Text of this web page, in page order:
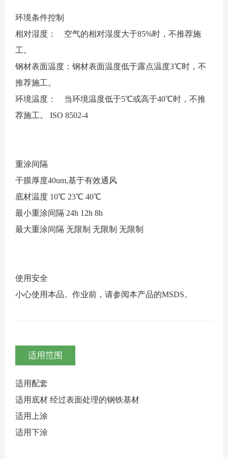
环境条件控制
相对湿度： 空气的相对湿度大于85%时，不推荐施
工。
钢材表面温度：钢材表面温度低于露点温度3℃时，不
推荐施工。
环境温度： 当环境温度低于5℃或高于40℃时，不推
荐施工。
ISO 8502-4
重涂间隔
干膜厚度40um,基于有效通风
底材温度 10℃ 23℃ 40℃
最小重涂间隔 24h 12h 8h
最大重涂间隔 无限制 无限制 无限制
使用安全
小心使用本品。作业前，请参阅本产品的MSDS。
适用范围
适用配套
适用底材 经过表面处理的钢铁基材
适用上涂
适用下涂